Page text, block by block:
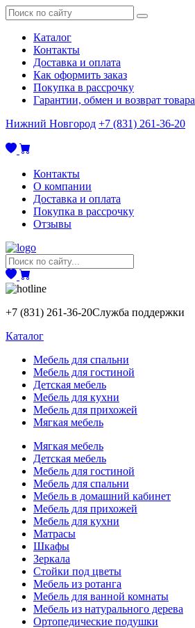
Каталог
Контакты
Доставка и оплата
Как оформить заказ
Покупка в рассрочку
Гарантии, обмен и возврат товара
Нижний Новгород +7 (831) 261-36-20
Контакты
О компании
Доставка и оплата
Покупка в рассрочку
Отзывы
+7 (831) 261-36-20Служба поддержки
Каталог
Мебель для спальни
Мебель для гостиной
Детская мебель
Мебель для кухни
Мебель для прихожей
Мягкая мебель
Мягкая мебель
Детская мебель
Мебель для гостиной
Мебель для спальни
Мебель в домашний кабинет
Мебель для прихожей
Мебель для кухни
Матрасы
Шкафы
Зеркала
Стойки под цветы
Мебель из ротанга
Мебель для ванной комнаты
Мебель из натурального дерева
Ортопедические подушки